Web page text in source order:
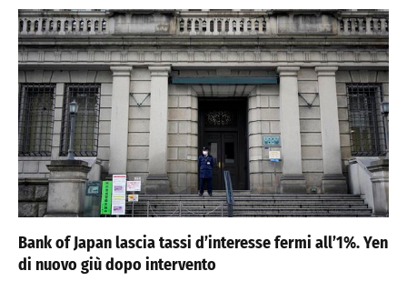
Bank of Japan lascia tassi d’interesse fermi all’1%. Yen
di nuovo giù dopo intervento